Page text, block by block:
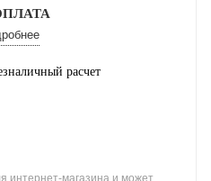
расчет
интернет-магазина и может